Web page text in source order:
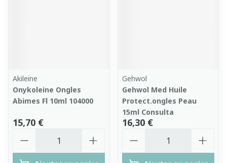
Akileine
Onykoleine Ongles
Abimes Fl 10ml 104000
15,70 €
Gehwol
Gehwol Med Huile
Protect.ongles Peau
15ml Consulta
16,30 €